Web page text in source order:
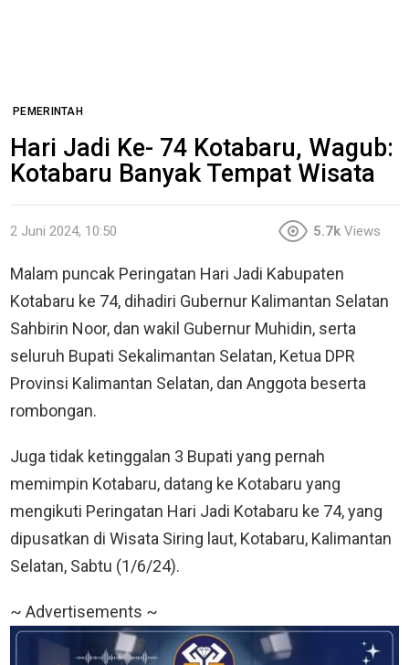
PEMERINTAH
Hari Jadi Ke- 74 Kotabaru, Wagub:
Kotabaru Banyak Tempat Wisata
2 Juni 2024, 10:50 5.7k Views
Malam puncak Peringatan Hari Jadi Kabupaten
Kotabaru ke 74, dihadiri Gubernur Kalimantan Selatan
Sahbirin Noor, dan wakil Gubernur Muhidin, serta
seluruh Bupati Sekalimantan Selatan, Ketua DPR
Provinsi Kalimantan Selatan, dan Anggota beserta
rombongan.
Juga tidak ketinggalan 3 Bupati yang pernah
memimpin Kotabaru, datang ke Kotabaru yang
mengikuti Peringatan Hari Jadi Kotabaru ke 74, yang
dipusatkan di Wisata Siring laut, Kotabaru, Kalimantan
Selatan, Sabtu (1/6/24).
~ Advertisements ~